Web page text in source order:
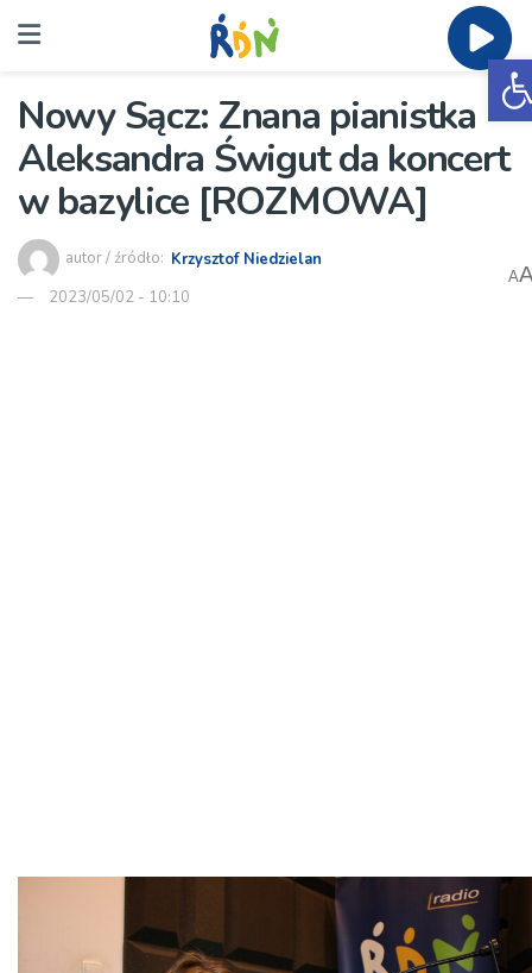
Nowy Sącz: Znana pianistka
Aleksandra Świgut da koncert
w bazylice [ROZMOWA]
autor / źródło: Krzysztof Niedzielan
2023/05/02 - 10:10
A